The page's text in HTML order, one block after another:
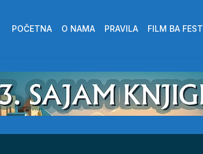
POČETNA O NAMA PRAVILA FILM BA FEST